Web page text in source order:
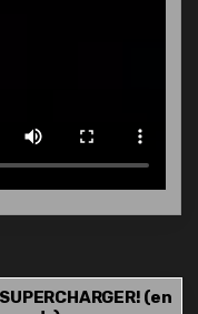
(en